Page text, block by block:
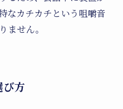
なカチカチという咀嚼音
ません。
方